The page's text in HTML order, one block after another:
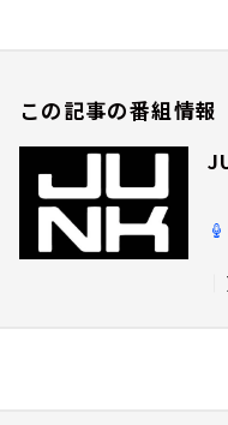
この記事の番組情報